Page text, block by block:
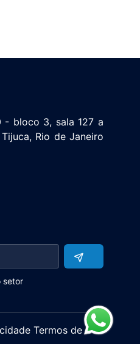
- bloco 3, sala 127 a
Rio de Janeiro
setor
Termos de Uso